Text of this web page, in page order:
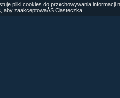
pliki cookies do przechowywania informacji
, aby zaakceptowaĂŚ Ciasteczka.